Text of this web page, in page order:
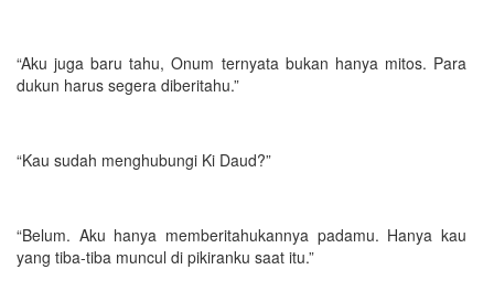
“Aku juga baru tahu, Onum ternyata bukan hanya mitos. Para
dukun harus segera diberitahu.”
“Kau sudah menghubungi Ki Daud?”
“Belum. Aku hanya memberitahukannya padamu. Hanya kau
yang tiba-tiba muncul di pikiranku saat itu.”